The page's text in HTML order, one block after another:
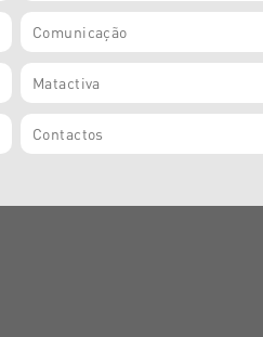
Comunicação
Matactiva
Contactos